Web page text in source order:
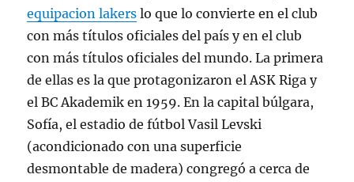
equipacion lakers lo que lo convierte en el club
con más títulos oficiales del país y en el club
con más títulos oficiales del mundo. La primera
de ellas es la que protagonizaron el ASK Riga y
el BC Akademik en 1959. En la capital búlgara,
Sofía, el estadio de fútbol Vasil Levski
(acondicionado con una superficie
desmontable de madera) congregó a cerca de